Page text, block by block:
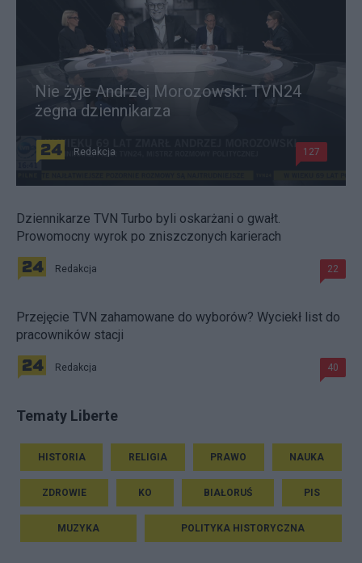
Nie żyje Andrzej Morozowski. TVN24
żegna dziennikarza
Redakcja 127
Dziennikarze TVN Turbo byli oskarżani o gwałt.
Prowomocny wyrok po zniszczonych karierach
Redakcja 22
Przejęcie TVN zahamowane do wyborów? Wyciekł list do
pracowników stacji
Redakcja 40
Tematy Liberte
HISTORIA RELIGIA PRAWO NAUKA
ZDROWIE KO BIAŁORUŚ PIS
MUZYKA POLITYKA HISTORYCZNA